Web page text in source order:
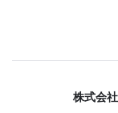
株式会